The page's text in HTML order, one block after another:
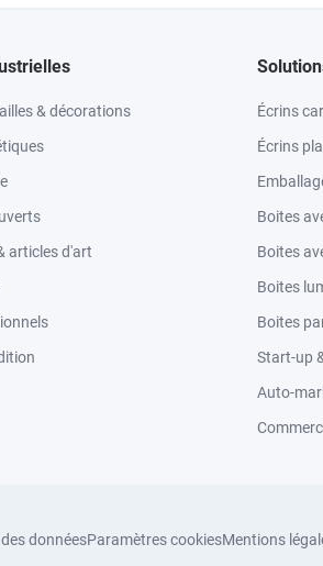
& décorations
articles d'art
Écrins
Écrins
Boites
Boites
Boites
Boites
Start-up
Auto-
donnéesParamètres cookiesMentions